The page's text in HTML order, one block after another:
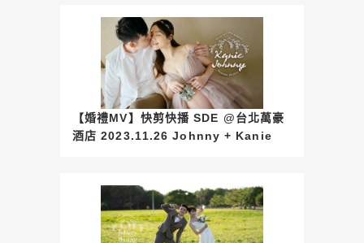
【婚禮MV】快剪快播 SDE @台北萬豪
酒店 2023.11.26 Johnny + Kanie